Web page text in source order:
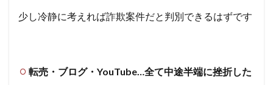
少し冷静に考えれば詐欺案件だと判別できるはずです
転売・ブログ・YouTube…全て中途半端に挫折した